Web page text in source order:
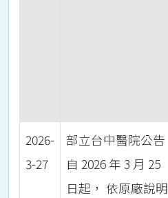
2026-
3-27
部立台中醫院公告
自 2026 年 3 月 25
日起， 依原廠說明